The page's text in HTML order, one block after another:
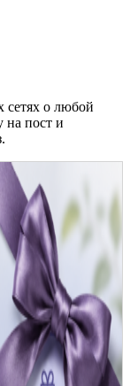
сетях о любой
на пост и